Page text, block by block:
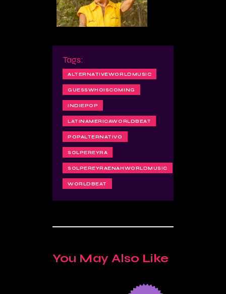
Tags:
ALTERNATIVEWORLDMUSIC
GUESSWHOISCOMING
INDIEPOP
LATINAMERICAWORLDBEAT
POPALTERNATIVO
SOLPEREYRA
SOLPEREYRAENAHWORLDMUSIC
WORLDBEAT
You May Also Like